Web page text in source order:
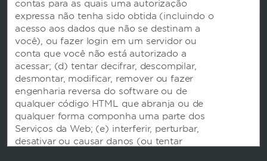
contas para as quais uma autorização
expressa não tenha sido obtida (incluindo o
acesso aos dados que não se destinam a
você), ou fazer login em um servidor ou
conta que você não está autorizado a
acessar; (d) tentar decifrar, descompilar,
desmontar, modificar, remover ou fazer
engenharia reversa do software ou de
qualquer código HTML que abranja ou de
qualquer forma componha uma parte dos
Serviços da Web; (e) interferir, perturbar,
desativar ou causar danos (ou tentar
Notificação de Privacidade .
Nós nos esforçamos para ter um site que seja acessível a pessoas com deficiências. No
entanto, se você encontrar alguma dificuldade no uso de nosso site, entre em contato
conosco pelo e-mail accessibility@wyndham.com. Trabalharemos com você para garantir
o acesso total às informações disponíveis para o público em nosso site. Os agentes de
atendimento ao cliente também estão disponíveis pelo telefone 1-800-407-9832 para
fornecer assistência e informações sobre nossos hotéis e programas.
Apple e o logotipo da Apple são marcas comerciais da Apple Inc., registradas nos EUA e
em outros países e regiões. App Store é uma marca de serviço da Apple Inc. Google Play
e o logotipo do Google Play são marcas comerciais da Google LLC.
©2026 Wyndham Franchisor, LLC. Todos os direitos reservados. Todos os hotéis são
uma de suas afiliadas.